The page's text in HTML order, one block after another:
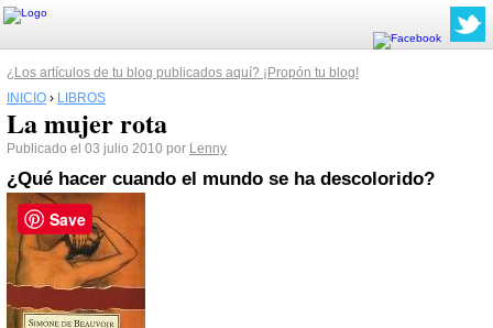
¿Los artículos de tu blog publicados aquí? ¡Propón tu blog!
INICIO › LIBROS
La mujer rota
Publicado el 03 julio 2010 por Lenny
¿Qué hacer cuando el mundo se ha descolorido?
Save